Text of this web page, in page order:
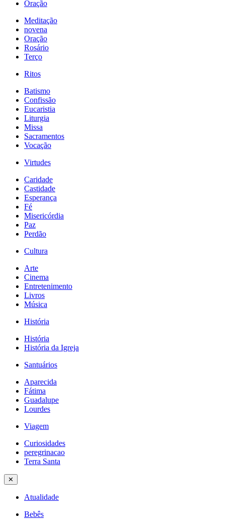
Oração
Meditação
novena
Oração
Rosário
Terço
Ritos
Batismo
Confissão
Eucaristia
Liturgia
Missa
Sacramentos
Vocação
Virtudes
Caridade
Castidade
Esperança
Fé
Misericórdia
Paz
Perdão
Cultura
Arte
Cinema
Entretenimento
Livros
Música
História
História
História da Igreja
Santuários
Aparecida
Fátima
Guadalupe
Lourdes
Viagem
Curiosidades
peregrinacao
Terra Santa
✕
Atualidade
Bebês